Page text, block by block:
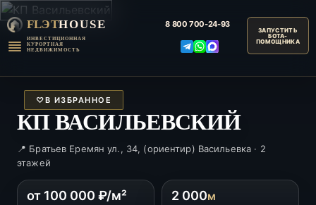
FLЭTHOUSE
ИНВЕСТИЦИОННАЯ
КУРОРТНАЯ
НЕДВИЖИМОСТЬ
8 800 700-24-93
♡В ИЗБРАННОЕ
КП ВАСИЛЬЕВСКИЙ
📍 Братьев Еремян ул., 34, (ориентир) Васильевка · 2
этажей
от 100 000 ₽/м² 2 000м